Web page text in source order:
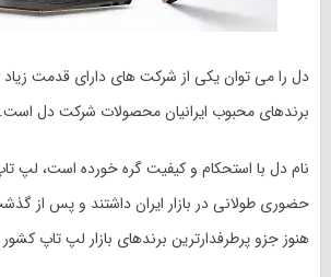
دل را می توان یکی از شرکت های دارای قدمت
برندهای محبوب ایرانیان محصولات شرکت دل است.
نام دل با استحکام و کیفیت گره خورده است، لپ
حضوری طولانی در بازار ایران داشتند و پس از
هنوز جزو پرطرفدارترین برندهای بازار لپ تاپ